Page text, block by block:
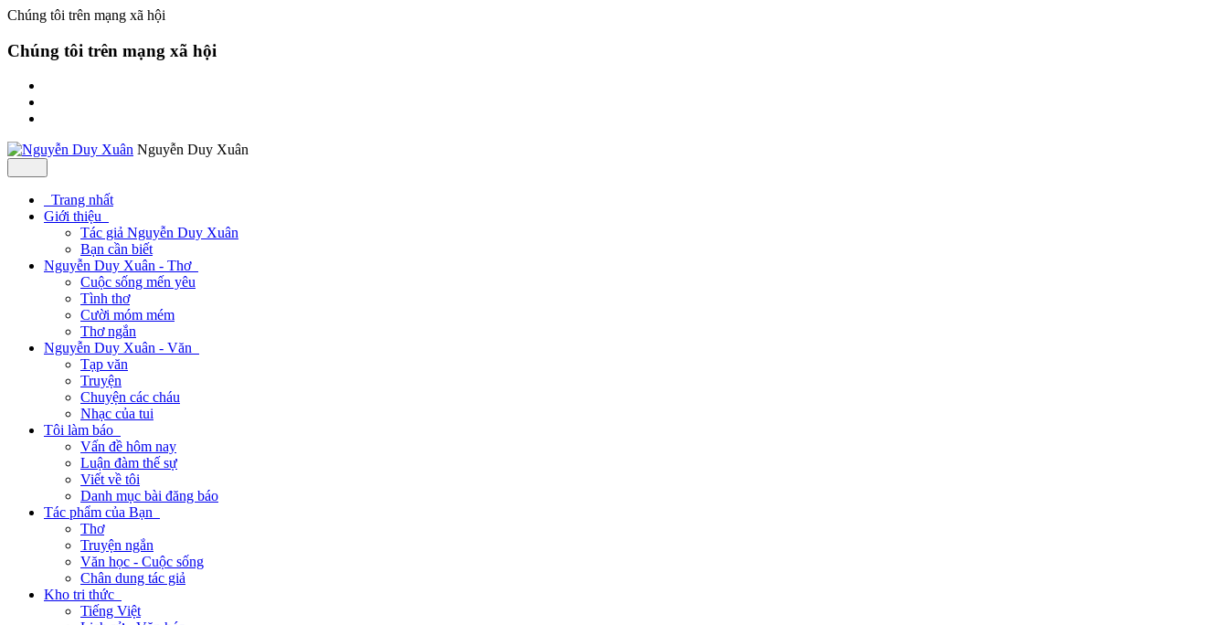
Chúng tôi trên mạng xã hội
Chúng tôi trên mạng xã hội
Nguyễn Duy Xuân
Trang nhất
Giới thiệu
Tác giả Nguyễn Duy Xuân
Bạn cần biết
Nguyễn Duy Xuân - Thơ
Cuộc sống mến yêu
Tình thơ
Cười móm mém
Thơ ngắn
Nguyễn Duy Xuân - Văn
Tạp văn
Truyện
Chuyện các cháu
Nhạc của tui
Tôi làm báo
Vấn đề hôm nay
Luận đàm thế sự
Viết về tôi
Danh mục bài đăng báo
Tác phẩm của Bạn
Thơ
Truyện ngắn
Văn học - Cuộc sống
Chân dung tác giả
Kho tri thức
Tiếng Việt